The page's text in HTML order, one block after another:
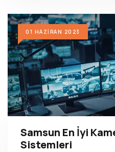
01 HAZIRAN 2023
Samsun En İyi
Sistemleri